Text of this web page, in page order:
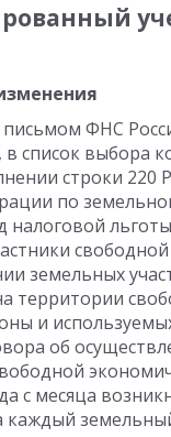
письмом ФНС
список выбора
строки 220
по
налоговой
земельных
территории
и
об
с месяца
каждый